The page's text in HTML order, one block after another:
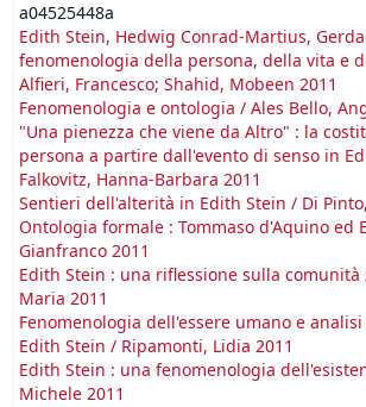
a04525448a
Edith Stein, Hedwig Conrad-Martius,
fenomenologia della persona, della vita e
Alfieri, Francesco; Shahid, Mobeen 2011
Fenomenologia e ontologia / Ales Bello,
"Una pienezza che viene da Altro" : la
persona a partire dall'evento di senso in
Falkovitz, Hanna-Barbara 2011
Sentieri dell'alterità in Edith Stein / Di
Ontologia formale : Tommaso d'Aquino ed
Gianfranco 2011
Edith Stein : una riflessione sulla comunità
Maria 2011
Fenomenologia dell'essere umano e
Edith Stein / Ripamonti, Lidia 2011
Edith Stein : una fenomenologia
Michele 2011